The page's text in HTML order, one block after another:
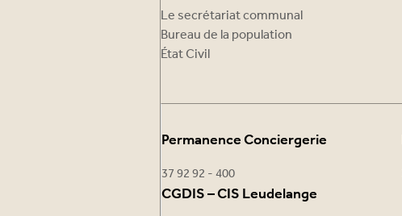
Le secrétariat communal
Bureau de la population
État Civil
Permanence Conciergerie
37 92 92 - 400
CGDIS – CIS Leudelange